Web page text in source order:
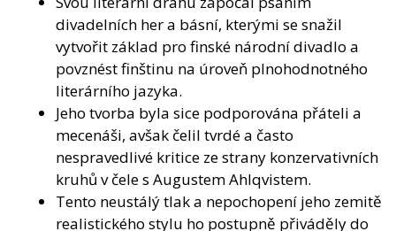
divadelních her a básní, kterými se snažil
vytvořit základ pro finské národní divadlo a
povznést finštinu na úroveň plnohodnotného
literárního jazyka.
Jeho tvorba byla sice podporována přáteli a
mecenáši, avšak čelil tvrdé a často
nespravedlivé kritice ze strany konzervativních
kruhů v čele s Augustem Ahlqvistem.
Tento neustálý tlak a nepochopení jeho zemitě
realistického stylu ho postupně přiváděly do